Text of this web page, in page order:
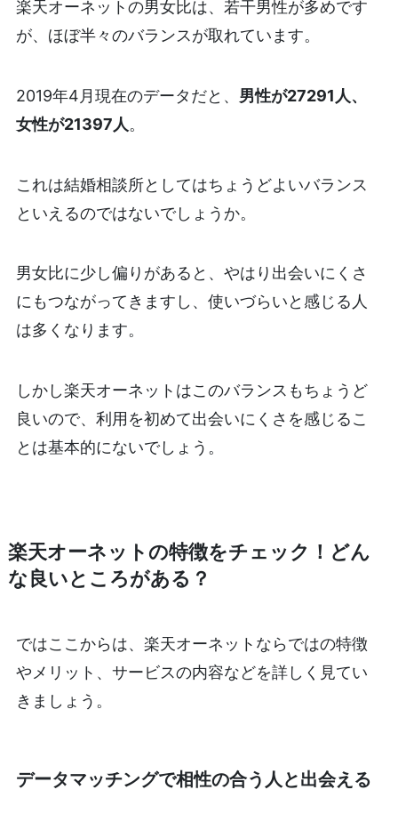
楽天オーネットの男女比は、若干男性が多めです
が、ほぼ半々のバランスが取れています。
2019年4月現在のデータだと、 男性が27291人、
女性が21397人。
これは結婚相談所としてはちょうどよいバランス
といえるのではないでしょうか。
男女比に少し偏りがあると、やはり出会いにくさ
にもつながってきますし、使いづらいと感じる人
は多くなります。
しかし楽天オーネットはこのバランスもちょうど
良いので、利用を初めて出会いにくさを感じるこ
とは基本的にないでしょう。
楽天オーネットの特徴をチェック！どん
な良いところがある？
ではここからは、楽天オーネットならではの特徴
やメリット、サービスの内容などを詳しく見てい
きましょう。
データマッチングで相性の合う人と出会える